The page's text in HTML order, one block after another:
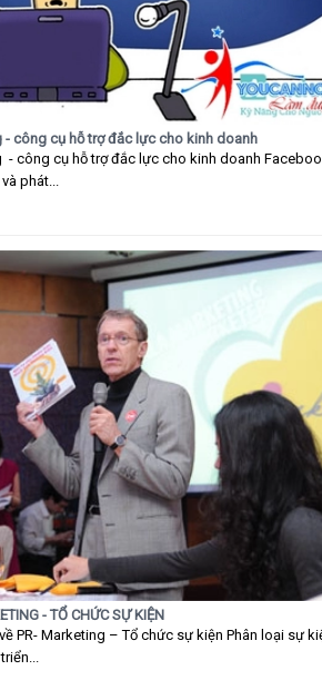
công cụ hỗ trợ đắc lực cho kinh doanh
công cụ hỗ trợ đắc lực cho kinh doanh
phát...
- TỔ CHỨC SỰ KIỆN
PR- Marketing – Tổ chức sự kiện Phân loại sự